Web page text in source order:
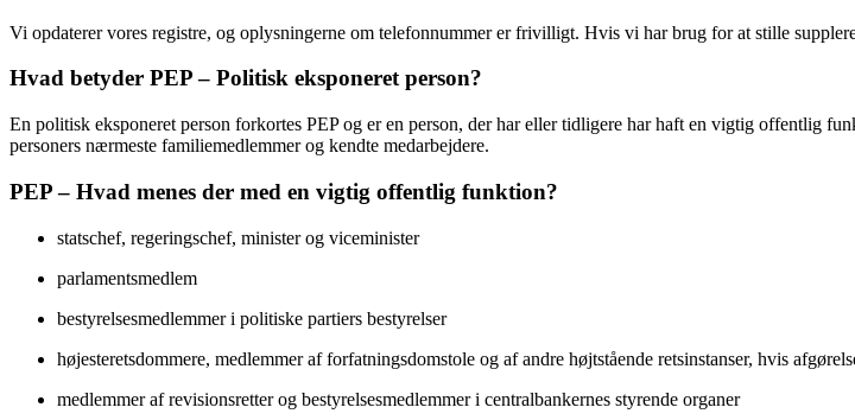
Vi opdaterer vores registre, og oplysningerne om telefonnummer er frivilligt. Hvis vi har brug for at stille
Hvad betyder PEP – Politisk eksponeret person?
En politisk eksponeret person forkortes PEP og er en person, der har eller tidligere har haft en vigtig offentlig
personers nærmeste familiemedlemmer og kendte medarbejdere.
PEP – Hvad menes der med en vigtig offentlig funktion?
statschef, regeringschef, minister og viceminister
parlamentsmedlem
bestyrelsesmedlemmer i politiske partiers bestyrelser
højesteretsdommere, medlemmer af forfatningsdomstole og af andre højtstående retsinstanser, hvis
medlemmer af revisionsretter og bestyrelsesmedlemmer i centralbankernes styrende organer